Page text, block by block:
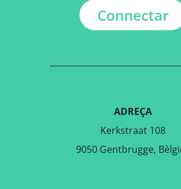
Connectar
ADREÇA
Kerkstraat 108
9050 Gentbrugge,